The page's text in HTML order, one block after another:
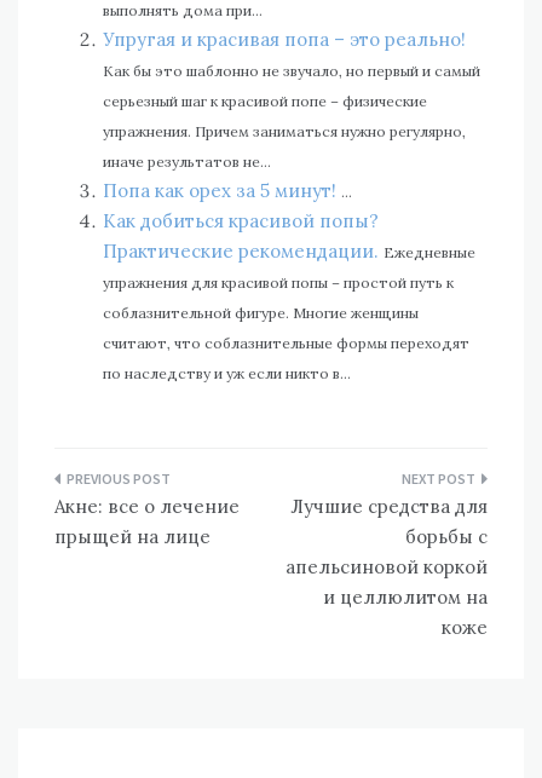
выполнять дома при...
Упругая и красивая попа – это реально!
Как бы это шаблонно не звучало, но первый и самый
серьезный шаг к красивой попе – физические
упражнения. Причем заниматься нужно регулярно,
иначе результатов не...
Попа как орех за 5 минут! ...
Как добиться красивой попы?
Практические рекомендации. Ежедневные
упражнения для красивой попы – простой путь к
соблазнительной фигуре. Многие женщины
считают, что соблазнительные формы переходят
по наследству и уж если никто в...
Навигация
по
записям
Акне: все о лечение
прыщей на лице
Лучшие средства для
борьбы с
апельсиновой коркой
и целлюлитом на
коже